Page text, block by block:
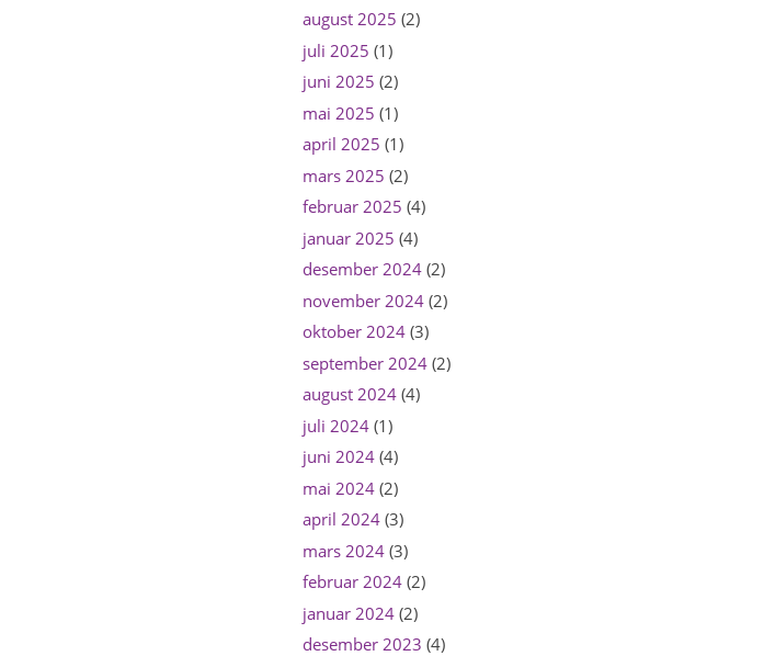
august 2025 (2)
juli 2025 (1)
juni 2025 (2)
mai 2025 (1)
april 2025 (1)
mars 2025 (2)
februar 2025 (4)
januar 2025 (4)
desember 2024(2)
november 2024(2)
oktober 2024(3)
september 2024(2)
august 2024(4)
juli 2024(1)
juni 2024(4)
mai 2024(2)
april 2024(3)
mars 2024(3)
februar 2024(2)
januar 2024(2)
desember 2023 (4)